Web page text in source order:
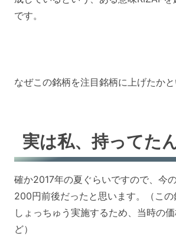
です。
なぜこの銘柄を注目銘柄に上げたかと
実は私、持ってた
確か2017年の夏ぐらいですので、今
200円前後だったと思います。（こ
しょっちゅう実施するため、当時の
ど）